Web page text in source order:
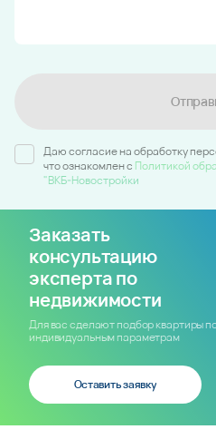
Даю согласие на обработку
что ознакомлен c Политикой
"ВКБ-Новостройки
Заказать
консультацию
эксперта по
недвижимости
Для вас сделают подбор квартиры
индивидуальным параметрам
Оставить заявку